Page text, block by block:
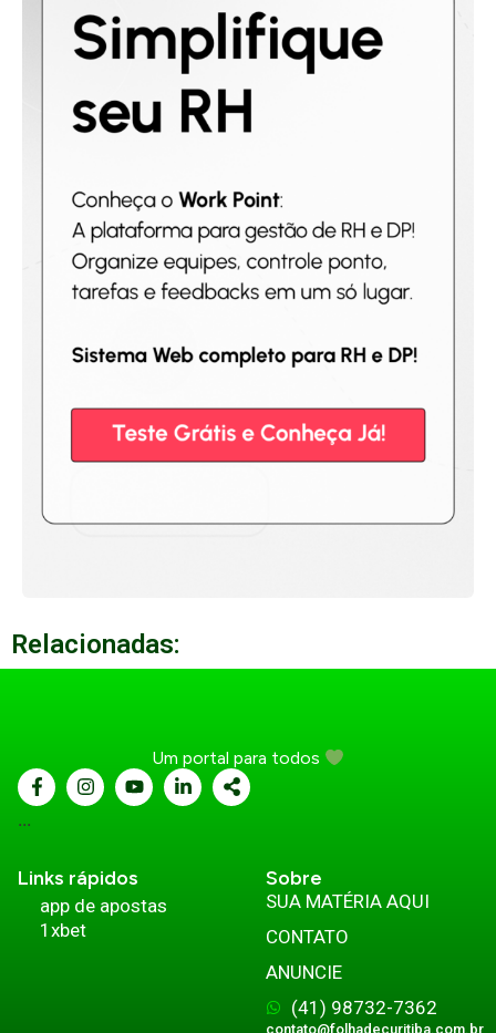
Relacionadas:
Um portal para todos
...
Links rápidos
app de apostas
1xbet
Sobre
SUA MATÉRIA AQUI
CONTATO
ANUNCIE
(41) 98732-7362
contato@folhadecuritiba.com.br